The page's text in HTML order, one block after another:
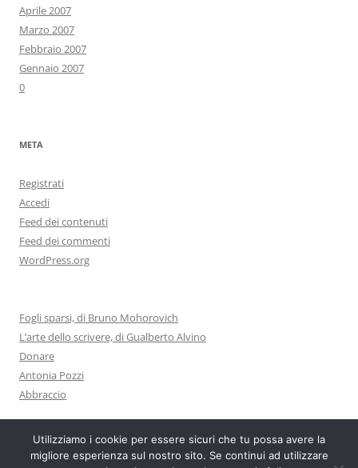
Aprile 2007
Marzo 2007
Febbraio 2007
Gennaio 2007
0
META
Registrati
Accedi
Feed dei contenuti
Feed dei commenti
WordPress.org
Fogli sparsi, di Bruno Mohorovich
L’arte dello scrivere, di Gualberto Alvino
Donare
Antonia Pozzi
Abbraccio
Utilizziamo i cookie per essere sicuri che tu possa avere la
migliore esperienza sul nostro sito. Se continui ad utilizzare